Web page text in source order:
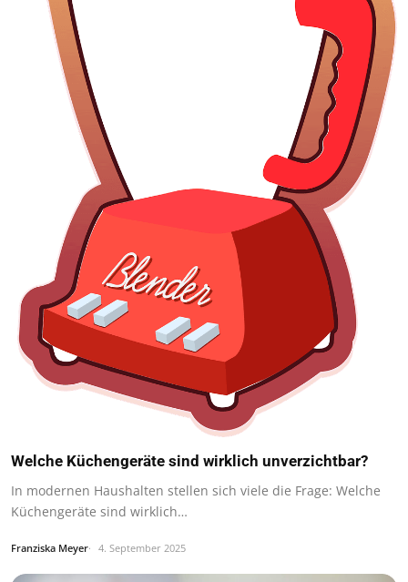
Welche Küchengeräte sind wirklich unverzichtbar?
In modernen Haushalten stellen sich viele die Frage: Welche
Küchengeräte sind wirklich…
Franziska Meyer 4. September 2025